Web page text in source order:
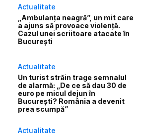
Actualitate
„Ambulanța neagră”, un mit care
a ajuns să provoace violență.
Cazul unei scriitoare atacate în
București
Actualitate
Un turist străin trage semnalul
de alarmă: „De ce să dau 30 de
euro pe micul dejun în
București? România a devenit
prea scumpă”
Actualitate